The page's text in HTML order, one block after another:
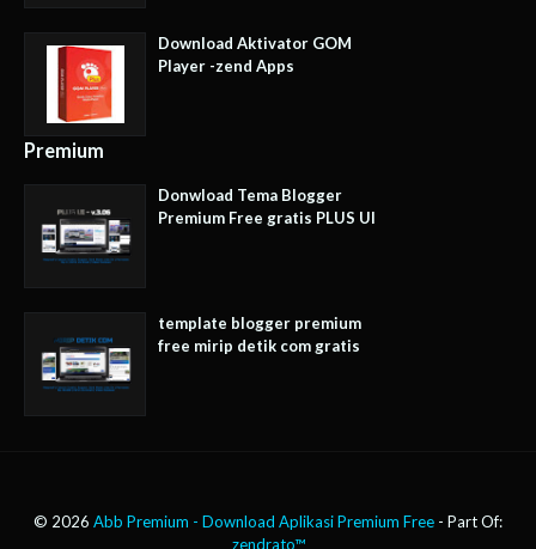
Download Aktivator GOM
Player -zend Apps
Premium
Donwload Tema Blogger
Premium Free gratis PLUS UI
template blogger premium
free mirip detik com gratis
© 2026 Abb Premium - Download Aplikasi Premium Free - Part Of:
zendrato™